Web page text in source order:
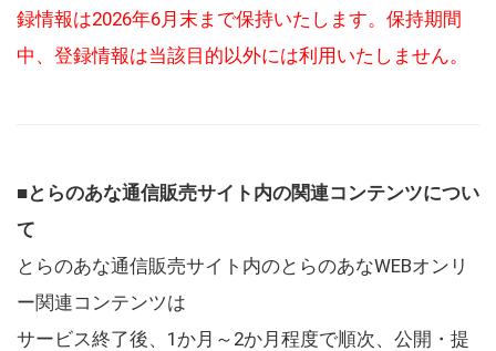
録情報は2026年6月末まで保持いたします。保持期間
中、登録情報は当該目的以外には利用いたしません。
■とらのあな通信販売サイト内の関連コンテンツについ
て
とらのあな通信販売サイト内のとらのあなWEBオンリ
ー関連コンテンツは
サービス終了後、1か月～2か月程度で順次、公開・提